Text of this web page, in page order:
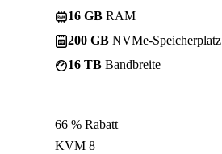
16 GB RAM
200 GB NVMe-Speicherplatz
16 TB Bandbreite
66 % Rabatt
KVM 8